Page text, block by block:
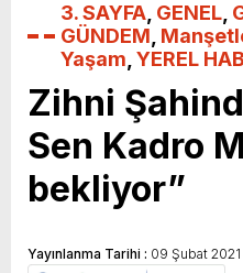
3. SAYFA GENEL
GÜNDEM
Yaşam YEREL
Zihni
Sen Kadro
bekliyor”
Yayınlanma Tarihi : 09 Şubat